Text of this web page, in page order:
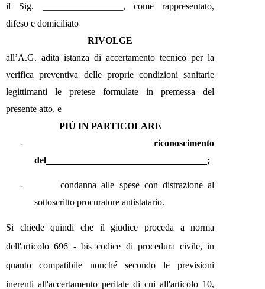
il Sig. _________________, come rappresentato,
difeso e domiciliato
RIVOLGE
all’A.G. adita istanza di accertamento tecnico per la
verifica preventiva delle proprie condizioni sanitarie
legittimanti le pretese formulate in premessa del
presente atto, e
PIÙ IN PARTICOLARE
-
riconoscimento
del__________________________________;
-
condanna alle spese con distrazione al
sottoscritto procuratore antistatario.
Si chiede quindi che il giudice proceda a norma
dell'articolo 696 - bis codice di procedura civile, in
quanto compatibile nonché secondo le previsioni
inerenti all'accertamento peritale di cui all'articolo 10,